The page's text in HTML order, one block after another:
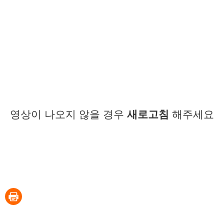
영상이 나오지 않을 경우 새로고침 해주세요